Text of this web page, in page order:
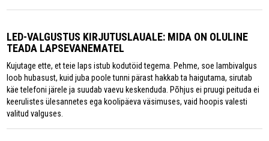
LED-VALGUSTUS KIRJUTUSLAUALE: MIDA ON OLULINE
TEADA LAPSEVANEMATEL
Kujutage ette, et teie laps istub kodutöid tegema. Pehme, soe lambivalgus
loob hubasust, kuid juba poole tunni pärast hakkab ta haigutama, sirutab
käe telefoni järele ja suudab vaevu keskenduda. Põhjus ei pruugi peituda ei
keerulistes ülesannetes ega koolipäeva väsimuses, vaid hoopis valesti
valitud valguses.